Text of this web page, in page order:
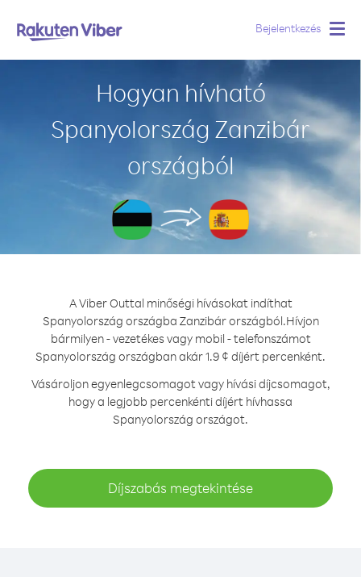
Bejelentkezés
Hogyan hívható
Spanyolország Zanzibár
országból
A Viber Outtal minőségi hívásokat indíthat
Spanyolország országba Zanzibár országból.Hívjon
bármilyen - vezetékes vagy mobil - telefonszámot
Spanyolország országban akár 1.9 ¢ díjért percenként.
Vásároljon egyenlegcsomagot vagy hívási díjcsomagot,
hogy a legjobb percenkénti díjért hívhassa
Spanyolország országot.
Díjszabás megtekintése